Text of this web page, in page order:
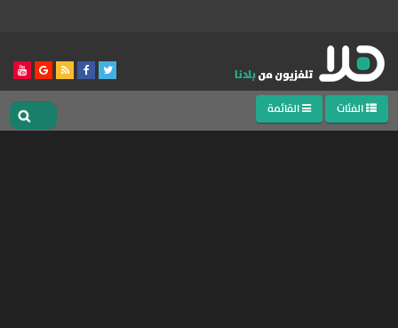
الفئات القائمة